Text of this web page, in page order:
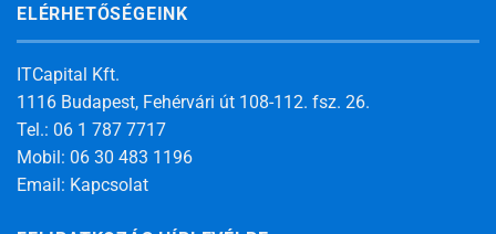
ELÉRHETŐSÉGEINK
ITCapital Kft.
1116 Budapest, Fehérvári út 108-112. fsz. 26.
Tel.: 06 1 787 7717
Mobil: 06 30 483 1196
Email: Kapcsolat